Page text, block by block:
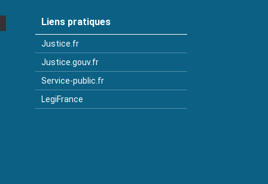
Liens pratiques
Justice.fr
Justice.gouv.fr
Service-public.fr
LegiFrance